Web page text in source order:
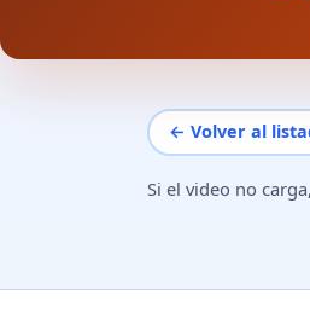
← Volver al
Si el video no